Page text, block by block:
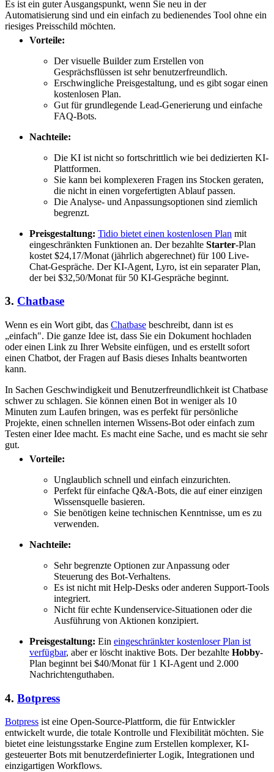
Es ist ein guter Ausgangspunkt, wenn Sie neu in der
Automatisierung sind und ein einfach zu bedienendes Tool ohne ein
riesiges Preisschild möchten.
Vorteile:
Der visuelle Builder zum Erstellen von
Gesprächsflüssen ist sehr benutzerfreundlich.
Erschwingliche Preisgestaltung, und es gibt sogar einen
kostenlosen Plan.
Gut für grundlegende Lead-Generierung und einfache
FAQ-Bots.
Nachteile:
Die KI ist nicht so fortschrittlich wie bei dedizierten KI-
Plattformen.
Sie kann bei komplexeren Fragen ins Stocken geraten,
die nicht in einen vorgefertigten Ablauf passen.
Die Analyse- und Anpassungsoptionen sind ziemlich
begrenzt.
Preisgestaltung: Tidio bietet einen kostenlosen Plan mit
eingeschränkten Funktionen an. Der bezahlte Starter-Plan
kostet $24,17/Monat (jährlich abgerechnet) für 100 Live-
Chat-Gespräche. Der KI-Agent, Lyro, ist ein separater Plan,
der bei $32,50/Monat für 50 KI-Gespräche beginnt.
3. Chatbase
Wenn es ein Wort gibt, das Chatbase beschreibt, dann ist es
„einfach". Die ganze Idee ist, dass Sie ein Dokument hochladen
oder einen Link zu Ihrer Website einfügen, und es erstellt sofort
einen Chatbot, der Fragen auf Basis dieses Inhalts beantworten
kann.
In Sachen Geschwindigkeit und Benutzerfreundlichkeit ist Chatbase
schwer zu schlagen. Sie können einen Bot in weniger als 10
Minuten zum Laufen bringen, was es perfekt für persönliche
Projekte, einen schnellen internen Wissens-Bot oder einfach zum
Testen einer Idee macht. Es macht eine Sache, und es macht sie sehr
gut.
Vorteile:
Unglaublich schnell und einfach einzurichten.
Perfekt für einfache Q&A-Bots, die auf einer einzigen
Wissensquelle basieren.
Sie benötigen keine technischen Kenntnisse, um es zu
verwenden.
Nachteile:
Sehr begrenzte Optionen zur Anpassung oder
Steuerung des Bot-Verhaltens.
Es ist nicht mit Help-Desks oder anderen Support-Tools
integriert.
Nicht für echte Kundenservice-Situationen oder die
Ausführung von Aktionen konzipiert.
Preisgestaltung: Ein eingeschränkter kostenloser Plan ist
verfügbar, aber er löscht inaktive Bots. Der bezahlte Hobby-
Plan beginnt bei $40/Monat für 1 KI-Agent und 2.000
Nachrichtenguthaben.
4. Botpress
Botpress ist eine Open-Source-Plattform, die für Entwickler
entwickelt wurde, die totale Kontrolle und Flexibilität möchten. Sie
bietet eine leistungsstarke Engine zum Erstellen komplexer, KI-
gesteuerter Bots mit benutzerdefinierter Logik, Integrationen und
einzigartigen Workflows.